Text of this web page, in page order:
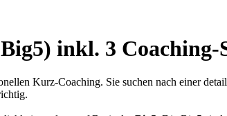
inkl. 3 Coaching-
Kurz-Coaching. Sie suchen nach einer